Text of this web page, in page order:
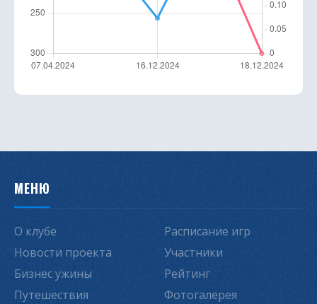
МЕНЮ
О клубе
Новости проекта
Бизнес ужины
Путешествия
Расписание игр
Участники
Рейтинг
Фотогалерея